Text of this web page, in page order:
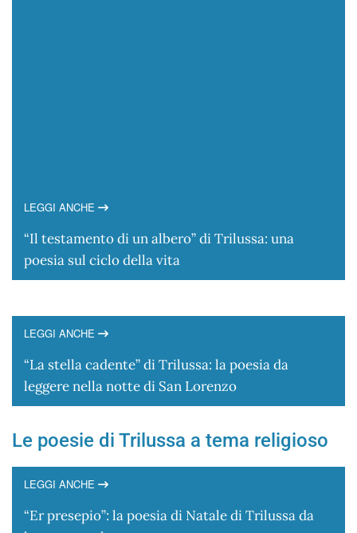
LEGGI ANCHE
“Il testamento di un albero” di Trilussa: una
poesia sul ciclo della vita
LEGGI ANCHE
“La stella cadente” di Trilussa: la poesia da
leggere nella notte di San Lorenzo
Le poesie di Trilussa a tema religioso
LEGGI ANCHE
“Er presepio”: la poesia di Natale di Trilussa da